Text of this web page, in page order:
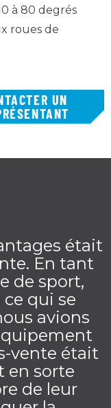
à 80 degrés
roues de
UN
était
En tant
de sport,
qui se
avions
vente était
en sorte
de leur